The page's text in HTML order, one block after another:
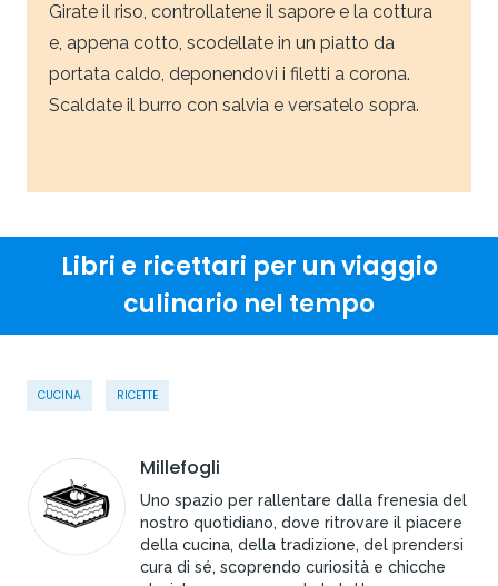
CUCINA RICETTE
Millefogli
Uno spazio per rallentare dalla frenesia del
nostro quotidiano, dove ritrovare il piacere
della cucina, della tradizione, del prendersi
cura di sé, scoprendo curiosità e chicche
Girate il riso, controllatene il sapore e la cottura
e, appena cotto, scodellate in un piatto da
portata caldo, deponendovi i filetti a corona.
Scaldate il burro con salvia e versatelo sopra.
Libri e ricettari per un viaggio
culinario nel tempo